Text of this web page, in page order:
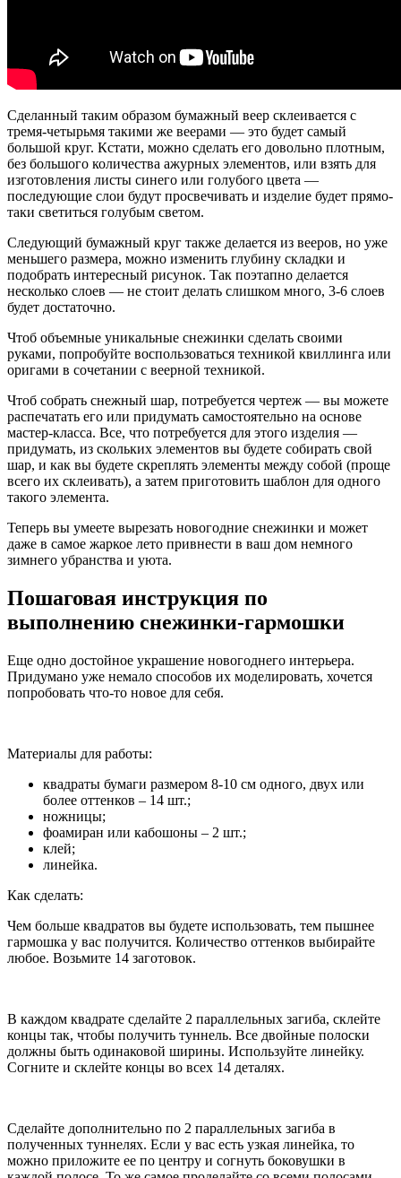
Сделанный таким образом бумажный веер склеивается с
тремя-четырьмя такими же веерами — это будет самый
большой круг. Кстати, можно сделать его довольно плотным,
без большого количества ажурных элементов, или взять для
изготовления листы синего или голубого цвета —
последующие слои будут просвечивать и изделие будет прямо-
таки светиться голубым светом.
Следующий бумажный круг также делается из вееров, но уже
меньшего размера, можно изменить глубину складки и
подобрать интересный рисунок. Так поэтапно делается
несколько слоев — не стоит делать слишком много, 3-6 слоев
будет достаточно.
Чтоб объемные уникальные снежинки сделать своими
руками, попробуйте воспользоваться техникой квиллинга или
оригами в сочетании с веерной техникой.
Чтоб собрать снежный шар, потребуется чертеж — вы можете
распечатать его или придумать самостоятельно на основе
мастер-класса. Все, что потребуется для этого изделия —
придумать, из скольких элементов вы будете собирать свой
шар, и как вы будете скреплять элементы между собой (проще
всего их склеивать), а затем приготовить шаблон для одного
такого элемента.
Теперь вы умеете вырезать новогодние снежинки и может
даже в самое жаркое лето привнести в ваш дом немного
зимнего убранства и уюта.
Пошаговая инструкция по
выполнению снежинки-гармошки
Еще одно достойное украшение новогоднего интерьера.
Придумано уже немало способов их моделировать, хочется
попробовать что-то новое для себя.
Материалы для работы:
квадраты бумаги размером 8-10 см одного, двух или
более оттенков – 14 шт.;
ножницы;
фоамиран или кабошоны – 2 шт.;
клей;
линейка.
Как сделать:
Чем больше квадратов вы будете использовать, тем пышнее
гармошка у вас получится. Количество оттенков выбирайте
любое. Возьмите 14 заготовок.
В каждом квадрате сделайте 2 параллельных загиба, склейте
концы так, чтобы получить туннель. Все двойные полоски
должны быть одинаковой ширины. Используйте линейку.
Согните и склейте концы во всех 14 деталях.
Сделайте дополнительно по 2 параллельных загиба в
полученных туннелях. Если у вас есть узкая линейка, то
можно приложите ее по центру и согнуть боковушки в